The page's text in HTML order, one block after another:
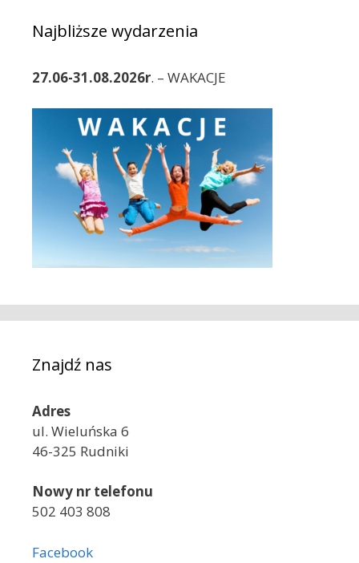
i
wNajbliższe wydarzenia
27.06-31.08.2026r. – WAKACJE
Znajdź nas
Adres
ul. Wieluńska 6
46-325 Rudniki
Nowy nr telefonu
502 403 808
Facebook